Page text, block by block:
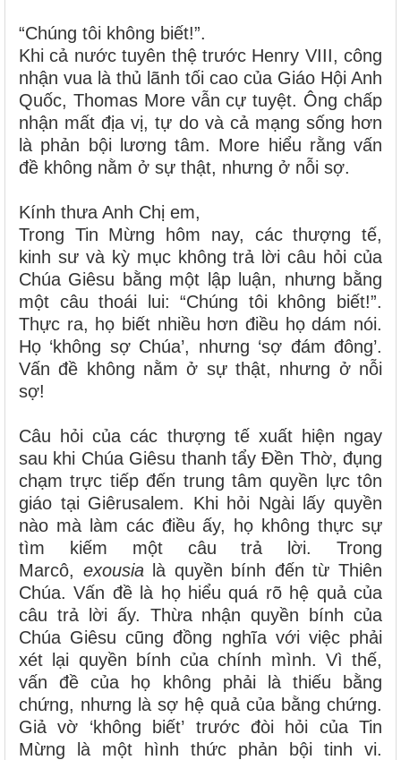
“Chúng tôi không biết!”.
Khi cả nước tuyên thệ trước Henry VIII, công
nhận vua là thủ lãnh tối cao của Giáo Hội Anh
Quốc, Thomas More vẫn cự tuyệt. Ông chấp
nhận mất địa vị, tự do và cả mạng sống hơn
là phản bội lương tâm. More hiểu rằng vấn
đề không nằm ở sự thật, nhưng ở nỗi sợ.
Kính thưa Anh Chị em,
Trong Tin Mừng hôm nay, các thượng tế,
kinh sư và kỳ mục không trả lời câu hỏi của
Chúa Giêsu bằng một lập luận, nhưng bằng
một câu thoái lui: “Chúng tôi không biết!”.
Thực ra, họ biết nhiều hơn điều họ dám nói.
Họ ‘không sợ Chúa’, nhưng ‘sợ đám đông’.
Vấn đề không nằm ở sự thật, nhưng ở nỗi
sợ!
Câu hỏi của các thượng tế xuất hiện ngay
sau khi Chúa Giêsu thanh tẩy Đền Thờ, đụng
chạm trực tiếp đến trung tâm quyền lực tôn
giáo tại Giêrusalem. Khi hỏi Ngài lấy quyền
nào mà làm các điều ấy, họ không thực sự
tìm kiếm một câu trả lời. Trong
Marcô, exousialà quyền bính đến từ Thiên
Chúa. Vấn đề là họ hiểu quá rõ hệ quả của
câu trả lời ấy. Thừa nhận quyền bính của
Chúa Giêsu cũng đồng nghĩa với việc phải
xét lại quyền bính của chính mình. Vì thế,
vấn đề của họ không phải là thiếu bằng
chứng, nhưng là sợ hệ quả của bằng chứng.
Giả vờ ‘không biết’ trước đòi hỏi của Tin
Mừng là một hình thức phản bội tinh vi.